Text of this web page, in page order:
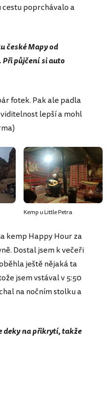
cestu poprchávalo a
české Mapy od
Při půjčení si auto
fotek. Pak ale padla
lepší a mohl
Kemp u Little Petra
kemp Happy Hour za
Dostal jsem k večeři
ještě nějaká ta
jsem vstával v 5:50
na nočním stolku a
deky na přikrytí, takže